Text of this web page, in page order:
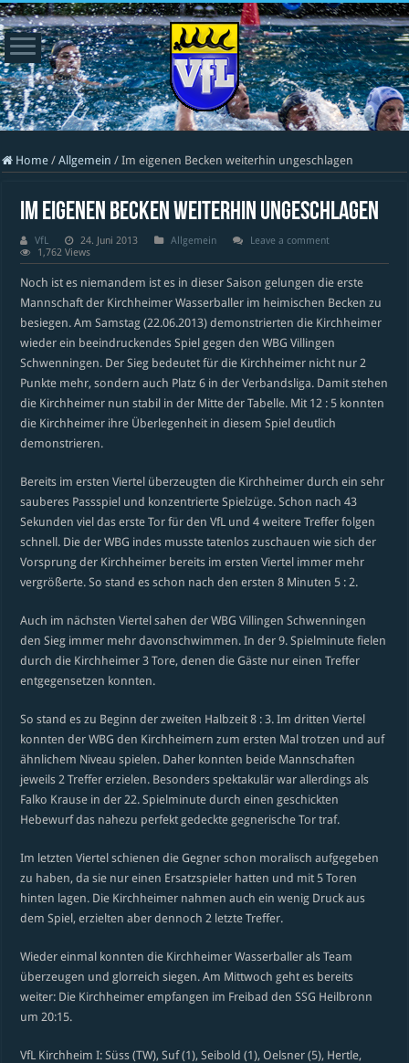
Home / Allgemein / Im eigenen Becken weiterhin ungeschlagen
Im eigenen Becken weiterhin ungeschlagen
VfL 24. Juni 2013 Allgemein
Leave a comment
1,762 Views
Noch ist es niemandem ist es in dieser Saison gelungen die erste
Mannschaft der Kirchheimer Wasserballer im heimischen Becken zu
besiegen. Am Samstag (22.06.2013) demonstrierten die Kirchheimer
wieder ein beeindruckendes Spiel gegen den WBG Villingen
Schwenningen. Der Sieg bedeutet für die Kirchheimer nicht nur 2
Punkte mehr, sondern auch Platz 6 in der Verbandsliga. Damit stehen
die Kirchheimer nun stabil in der Mitte der Tabelle. Mit 12 : 5 konnten
die Kirchheimer ihre Überlegenheit in diesem Spiel deutlich
demonstrieren.
Bereits im ersten Viertel überzeugten die Kirchheimer durch ein sehr
sauberes Passspiel und konzentrierte Spielzüge. Schon nach 43
Sekunden viel das erste Tor für den VfL und 4 weitere Treffer folgen
schnell. Die der WBG indes musste tatenlos zuschauen wie sich der
Vorsprung der Kirchheimer bereits im ersten Viertel immer mehr
vergrößerte. So stand es schon nach den ersten 8 Minuten 5 : 2.
Auch im nächsten Viertel sahen der WBG Villingen Schwenningen
den Sieg immer mehr davonschwimmen. In der 9. Spielminute fielen
durch die Kirchheimer 3 Tore, denen die Gäste nur einen Treffer
entgegensetzen konnten.
So stand es zu Beginn der zweiten Halbzeit 8 : 3. Im dritten Viertel
konnten der WBG den Kirchheimern zum ersten Mal trotzen und auf
ähnlichem Niveau spielen. Daher konnten beide Mannschaften
jeweils 2 Treffer erzielen. Besonders spektakulär war allerdings als
Falko Krause in der 22. Spielminute durch einen geschickten
Hebewurf das nahezu perfekt gedeckte gegnerische Tor traf.
Im letzten Viertel schienen die Gegner schon moralisch aufgegeben
zu haben, da sie nur einen Ersatzspieler hatten und mit 5 Toren
hinten lagen. Die Kirchheimer nahmen auch ein wenig Druck aus
dem Spiel, erzielten aber dennoch 2 letzte Treffer.
Wieder einmal konnten die Kirchheimer Wasserballer als Team
überzeugen und glorreich siegen. Am Mittwoch geht es bereits
weiter: Die Kirchheimer empfangen im Freibad den SSG Heilbronn
um 20:15.
VfL Kirchheim I: Süss (TW), Suf (1), Seibold (1), Oelsner (5), Hertle,